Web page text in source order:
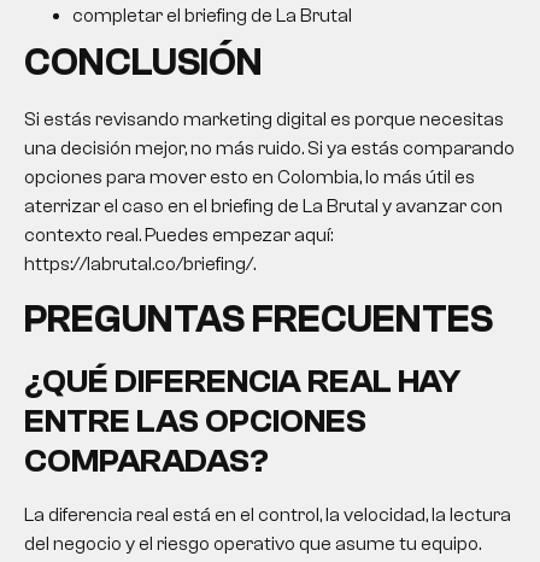
completar el briefing de La Brutal
CONCLUSIÓN
Si estás revisando marketing digital es porque necesitas
una decisión mejor, no más ruido. Si ya estás comparando
opciones para mover esto en Colombia, lo más útil es
aterrizar el caso en el briefing de La Brutal y avanzar con
contexto real. Puedes empezar aquí:
https://labrutal.co/briefing/.
PREGUNTAS FRECUENTES
¿QUÉ DIFERENCIA REAL HAY
ENTRE LAS OPCIONES
COMPARADAS?
La diferencia real está en el control, la velocidad, la lectura
del negocio y el riesgo operativo que asume tu equipo.